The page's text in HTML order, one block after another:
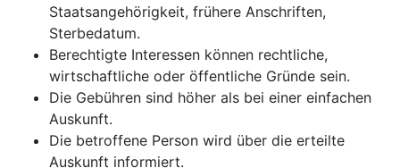
Staatsangehörigkeit, frühere Anschriften,
Sterbedatum.
Berechtigte Interessen können rechtliche,
wirtschaftliche oder öffentliche Gründe sein.
Die Gebühren sind höher als bei einer einfachen
Auskunft.
Die betroffene Person wird über die erteilte
Auskunft informiert.